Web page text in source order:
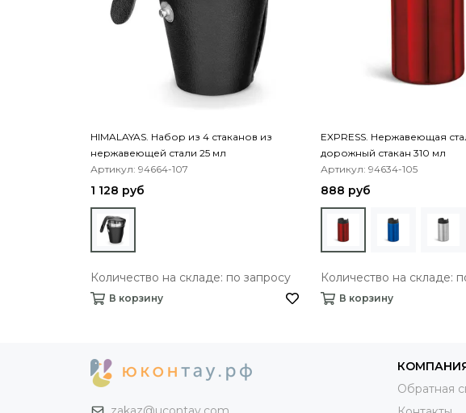
HIMALAYAS. Набор из 4 стаканов из
нержавеющей стали 25 мл
Артикул: 94664-107
1 128 руб
Количество на складе: по запросу
В корзину
EXPRESS. Нержавеющая
дорожный стакан 310 мл
Артикул: 94634-105
888 руб
Количество на складе:
В корзину
Обратная